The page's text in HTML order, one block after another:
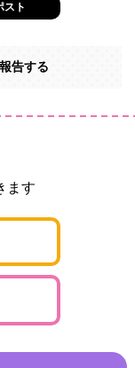
スト
告する
ます